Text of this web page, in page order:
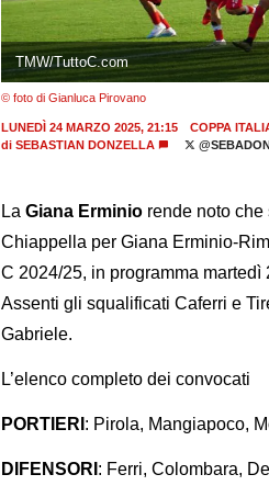
TMW/TuttoC.com
© foto di Gianluca Pirovano
LUNEDÌ 24 MARZO 2025, 21:15
COPPA
di SEBASTIAN DONZELLA
La Giana Erminio rende noto
Chiappella per Giana Erminio-
C 2024/25, in programma
Assenti gli squalificati Caferri e
Gabriele.
L’elenco completo dei convocati
PORTIERI : Pirola, Mangiapoco,
DIFENSORI : Ferri, Colombara,